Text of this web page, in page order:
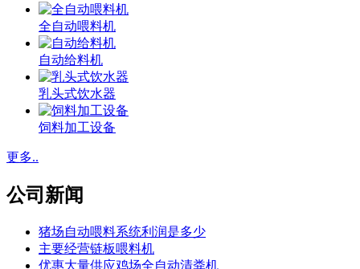
全自动喂料机
自动给料机
乳头式饮水器
饲料加工设备
更多..
公司新闻
猪场自动喂料系统利润是多少
主要经营链板喂料机
优惠大量供应鸡场全自动清粪机